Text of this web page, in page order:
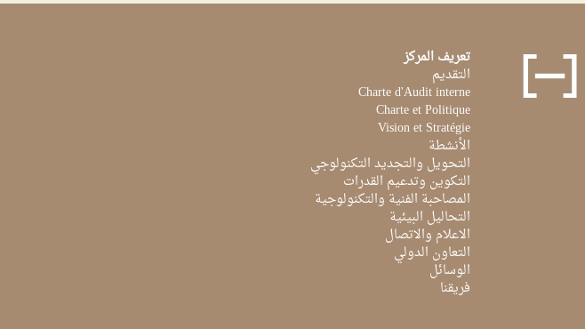
تعريف المركز
التقديم
Charte d'Audit interne
Charte et Politique
Vision et Stratégie
الأنشطة
التحويل والتجديد التكنولوجي
التكوين وتدعيم القدرات
المصاحبة الفنية والتكنولوجية
التحاليل البيئية
الاعلام والاتصال
التعاون الدولي
الوسائل
فريقنا